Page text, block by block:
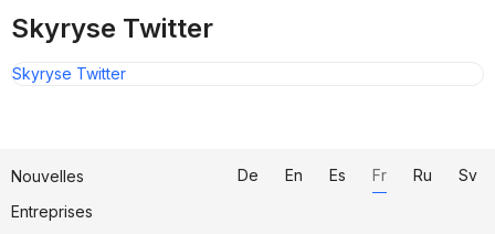
Skyryse Twitter
Skyryse Twitter
Nouvelles
Entreprises
De En Es Fr Ru Sv